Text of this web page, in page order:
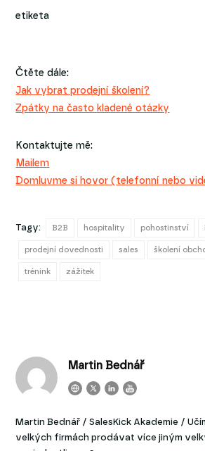
etiketa
Čtěte dále:
Jak vybrat prodejní školení?
Zpátky na často kladené otázky
Kontaktujte mě:
Mailem
Domluvme si hovor (telefonní nebo
Tagy: B2B hospitality pohostinství
prodejní dovednosti sales školení
trénink zážitek
Martin Bednář
Martin Bednář / SalesKick Akademie /
velkých firmách prodávat více jiným